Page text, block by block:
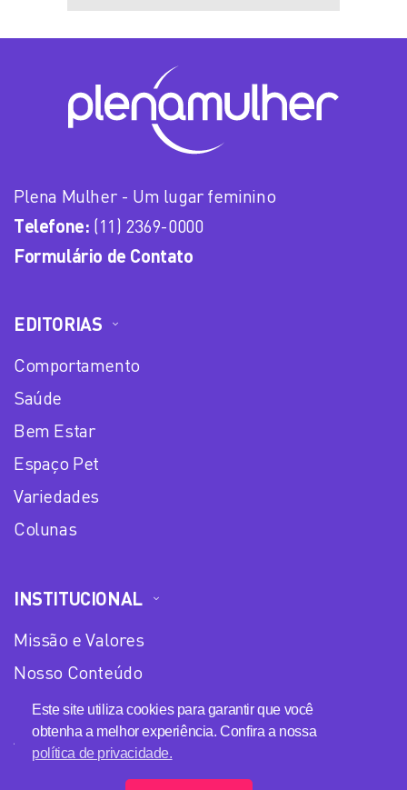
Este site utiliza cookies para garantir que você
obtenha a melhor experiência. Confira a nossa
política de privacidade.
Plena Mulher - Um lugar feminino
Telefone: (11) 2369-0000
Formulário de Contato
EDITORIAS
Comportamento
Saúde
Bem Estar
Espaço Pet
Variedades
Colunas
INSTITUCIONAL
Missão e Valores
Nosso Conteúdo
Equipe
Anuncie no Plena Mulher